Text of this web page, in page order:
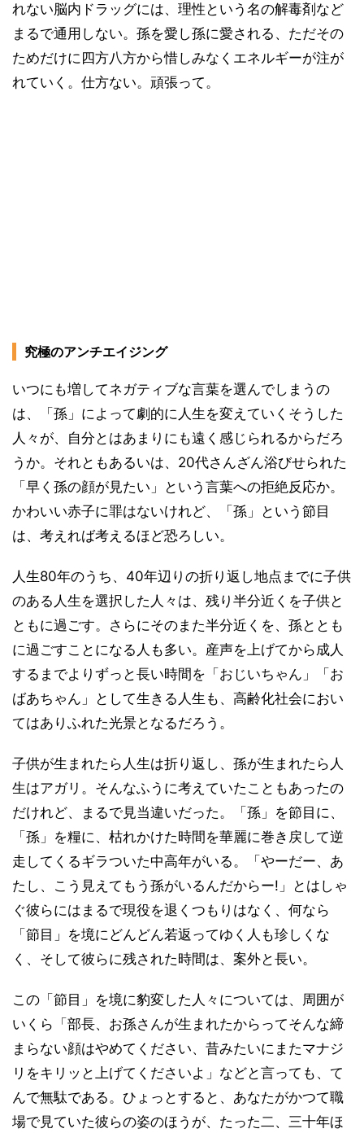
れない脳内ドラッグには、理性という名の解毒剤など
まるで通用しない。孫を愛し孫に愛される、ただその
ためだけに四方八方から惜しみなくエネルギーが注が
れていく。仕方ない。頑張って。
究極のアンチエイジング
いつにも増してネガティブな言葉を選んでしまうの
は、「孫」によって劇的に人生を変えていくそうした
人々が、自分とはあまりにも遠く感じられるからだろ
うか。それともあるいは、20代さんざん浴びせられた
「早く孫の顔が見たい」という言葉への拒絶反応か。
かわいい赤子に罪はないけれど、「孫」という節目
は、考えれば考えるほど恐ろしい。
人生80年のうち、40年辺りの折り返し地点までに子供
のある人生を選択した人々は、残り半分近くを子供と
ともに過ごす。さらにそのまた半分近くを、孫ととも
に過ごすことになる人も多い。産声を上げてから成人
するまでよりずっと長い時間を「おじいちゃん」「お
ばあちゃん」として生きる人生も、高齢化社会におい
てはありふれた光景となるだろう。
子供が生まれたら人生は折り返し、孫が生まれたら人
生はアガリ。そんなふうに考えていたこともあったの
だけれど、まるで見当違いだった。「孫」を節目に、
「孫」を糧に、枯れかけた時間を華麗に巻き戻して逆
走してくるギラついた中高年がいる。「やーだー、あ
たし、こう見えてもう孫がいるんだからー!」とはしゃ
ぐ彼らにはまるで現役を退くつもりはなく、何なら
「節目」を境にどんどん若返ってゆく人も珍しくな
く、そして彼らに残された時間は、案外と長い。
この「節目」を境に豹変した人々については、周囲が
いくら「部長、お孫さんが生まれたからってそんな締
まらない顔はやめてください、昔みたいにまたマナジ
リをキリッと上げてくださいよ」などと言っても、て
んで無駄である。ひょっとすると、あなたがかつて職
場で見ていた彼らの姿のほうが、たった二、三十年ほ